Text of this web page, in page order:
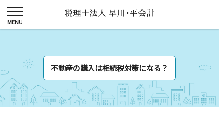
不動産の購入は相続税対策になる？